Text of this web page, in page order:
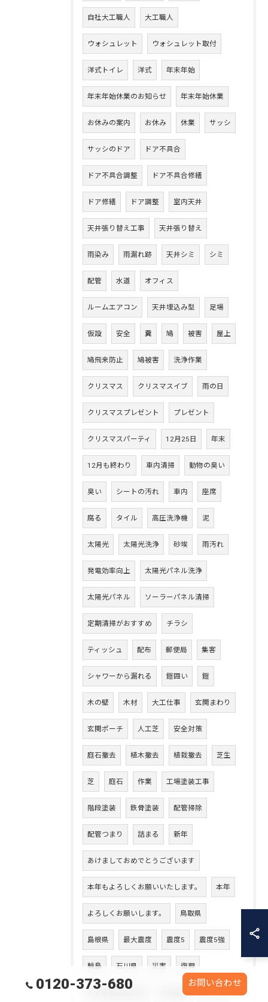
自社大工職人 大工職人
ウォシュレット ウォシュレット取付
洋式トイレ 洋式 年末年始
年末年始休業のお知らせ 年末年始休業
お休みの案内 お休み 休業 サッシ
サッシのドア ドア不具合
ドア不具合調整 ドア不具合修繕
ドア修繕 ドア調整 室内天井
天井張り替え工事 天井張り替え
雨染み 雨漏れ跡 天井シミ シミ
配管 水道 オフィス
ルームエアコン 天井埋込み型 足場
仮設 安全 糞 鳩 被害 屋上
鳩飛来防止 鳩被害 洗浄作業
クリスマス クリスマスイブ 雨の日
クリスマスプレゼント プレゼント
クリスマスパーティ 12月25日 年末
12月も終わり 車内清掃 動物の臭い
臭い シートの汚れ 車内 座席
腐る タイル 高圧洗浄機 泥
太陽光 太陽光洗浄 砂埃 雨汚れ
発電効率向上 太陽光パネル洗浄
太陽光パネル ソーラーパネル清掃
定期清掃がおすすめ チラシ
ティッシュ 配布 郵便局 集客
シャワーから漏れる 鎧囲い 鎧
木の壁 木材 大工仕事 玄関まわり
玄関ポーチ 人工芝 安全対策
庭石撤去 植木撤去 植栽撤去 芝生
芝 庭石 作業 工場塗装工事
階段塗装 鉄骨塗装 配管掃除
配管つまり 詰まる 新年
あけましておめでとうございます
本年もよろしくお願いいたします。 本年
よろしくお願いします。 鳥取県
島根県 最大震度 震度5 震度5強
輪島 石川県 災害 復興
折半屋根
0120-373-680 お問い合わせ